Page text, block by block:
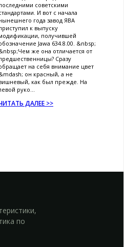
советскими
И вот с начала
года завод ЯВА
к выпуску
получившей
Jawa 634.8.00. &nbsp;
же она отличается от
Сразу
на себя внимание цвет
он красный, а не
как был прежде. На
руко...
ДАЛЕЕ >>
по